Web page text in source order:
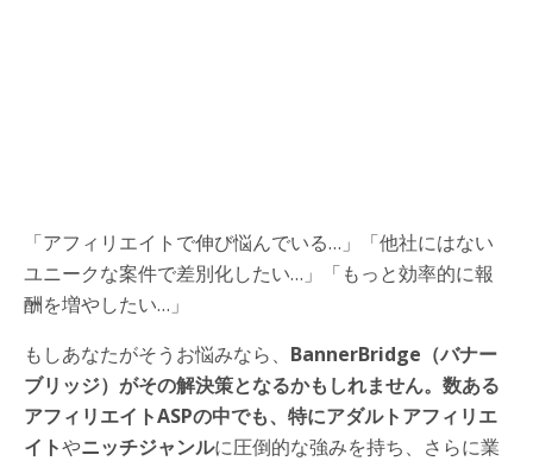
「アフィリエイトで伸び悩んでいる…」「他社にはない
ユニークな案件で差別化したい…」「もっと効率的に報
酬を増やしたい…」
もしあなたがそうお悩みなら、 BannerBridge（バナー
ブリッジ）がその解決策となるかもしれません。数ある
アフィリエイトASPの中でも、特にアダルトアフィリエ
イトやニッチジャンルに圧倒的な強みを持ち、さらに業